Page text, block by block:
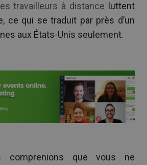
travailleurs à distance luttent
ce qui se traduit par près d’un
aux États-Unis seulement.
comprenions que vous ne